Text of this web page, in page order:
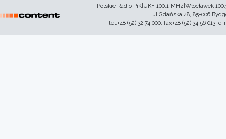
Polskie Radio PiK|UKF 100,1 MHz|Włocławek
ul.Gdańska 48, 85-006
tel.+48 (52) 32 74 000, fax+48 (52) 34 56 013,